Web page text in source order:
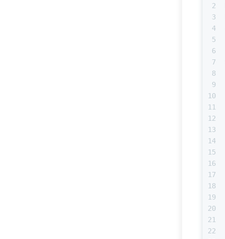
2
3
4
5
6
7
8
9
10
11
12
13
14
15
16
17
18
19
20
21
22